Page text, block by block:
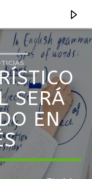
ABIERTO
SERÁ
EN